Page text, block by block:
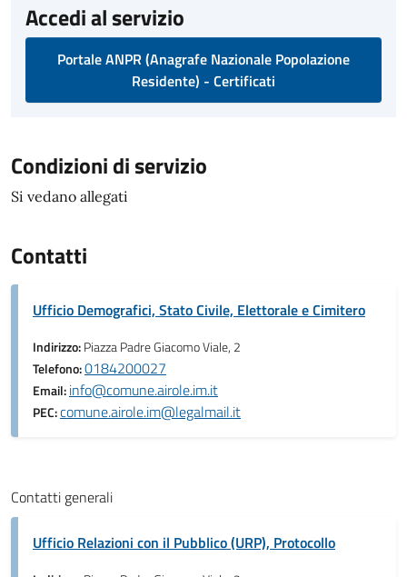
Accedi al servizio
Portale ANPR (Anagrafe Nazionale Popolazione
Residente) - Certificati
Condizioni di servizio
Si vedano allegati
Contatti
Ufficio Demografici, Stato Civile, Elettorale e Cimitero
Indirizzo:Piazza Padre Giacomo Viale, 2
Telefono:0184200027
Email:info@comune.airole.im.it
PEC:comune.airole.im@legalmail.it
Contatti generali
Ufficio Relazioni con il Pubblico (URP), Protocollo